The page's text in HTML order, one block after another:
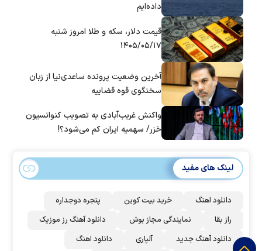
داده‌ایم
قیمت دلار، سکه و طلا امروز شنبه
۱۴۰۵/۰۵/۱۷
آخرین وضعیت پرونده ساعدی‌نیا از زبان
سخنگوی قوه قضاییه
واکنش غریب‌آبادی به تصویب کنوانسیون
خزر/ سهمیه ایران کم می‌شود؟!
لینک های مفید
دانلود اهنگ خرید بیت کوین
پنجره دوجداره
راز بقا
نمایندگی مجاز بوش
دانلود آهنگ رز‌ موزیک
دانلود آهنگ جدید
آلپاری دانلود اهنگ